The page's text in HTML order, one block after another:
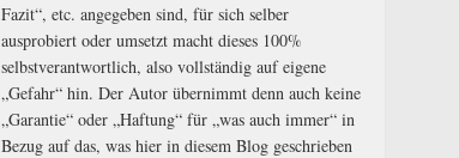
Fazit“, etc. angegeben sind, für sich selber
ausprobiert oder umsetzt macht dieses 100%
selbstverantwortlich, also vollständig auf eigene
„Gefahr“ hin. Der Autor übernimmt denn auch keine
„Garantie“ oder „Haftung“ für „was auch immer“ in
Bezug auf das, was hier in diesem Blog geschrieben